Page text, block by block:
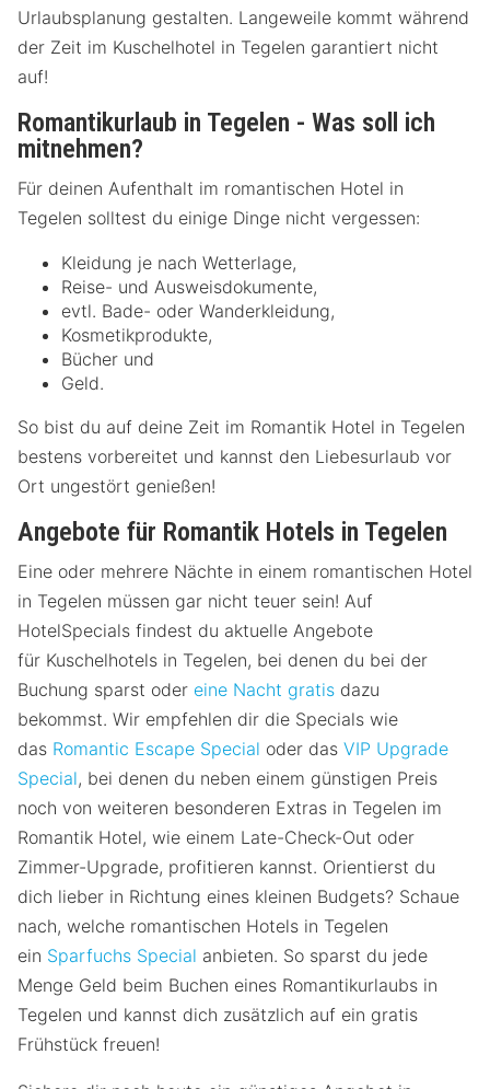
Urlaubsplanung gestalten. Langeweile kommt während
der Zeit im Kuschelhotel in Tegelen garantiert nicht
auf!
Romantikurlaub in Tegelen - Was soll ich
mitnehmen?
Für deinen Aufenthalt im romantischen Hotel in
Tegelen solltest du einige Dinge nicht vergessen:
Kleidung je nach Wetterlage,
Reise- und Ausweisdokumente,
evtl. Bade- oder Wanderkleidung,
Kosmetikprodukte,
Bücher und
Geld.
So bist du auf deine Zeit im Romantik Hotel in Tegelen
bestens vorbereitet und kannst den Liebesurlaub vor
Ort ungestört genießen!
Angebote für Romantik Hotels in Tegelen
Eine oder mehrere Nächte in einem romantischen Hotel
in Tegelen müssen gar nicht teuer sein! Auf
HotelSpecials findest du aktuelle Angebote
für Kuschelhotels in Tegelen, bei denen du bei der
Buchung sparst oder eine Nacht gratis dazu
bekommst. Wir empfehlen dir die Specials wie
das Romantic Escape Special oder das VIP Upgrade
Special, bei denen du neben einem günstigen Preis
noch von weiteren besonderen Extras in Tegelen im
Romantik Hotel, wie einem Late-Check-Out oder
Zimmer-Upgrade, profitieren kannst. Orientierst du
dich lieber in Richtung eines kleinen Budgets? Schaue
nach, welche romantischen Hotels in Tegelen
ein Sparfuchs Special anbieten. So sparst du jede
Menge Geld beim Buchen eines Romantikurlaubs in
Tegelen und kannst dich zusätzlich auf ein gratis
Frühstück freuen!